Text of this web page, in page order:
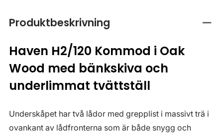
Produktbeskrivning
Haven H2/120 Kommod i Oak
Wood med bänkskiva och
underlimmat tvättställ
Underskåpet har två lådor med grepplist i massivt trä i
ovankant av lådfronterna som är både snygg och